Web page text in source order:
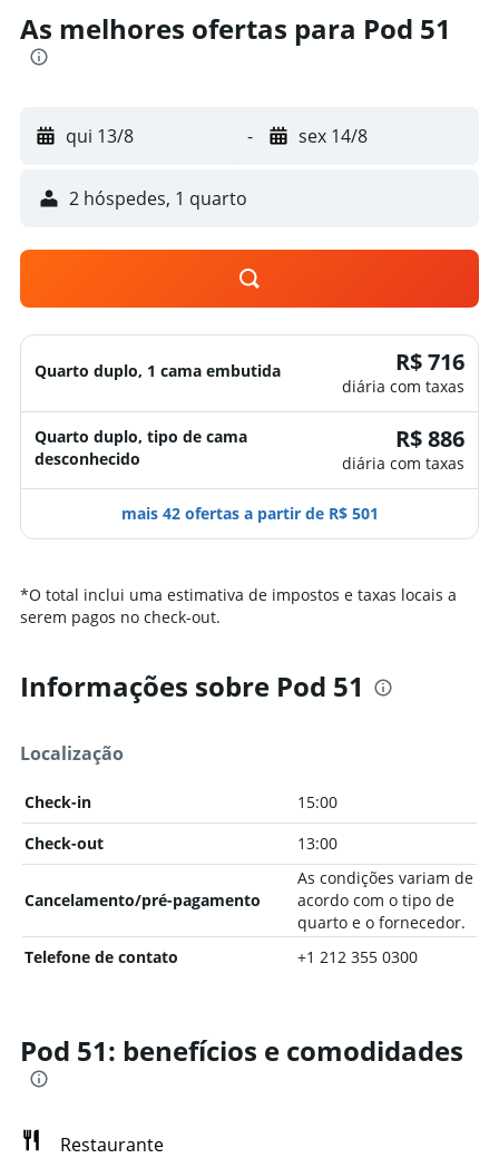
As melhores ofertas para Pod 51
qui 13/8 - sex 14/8
2 hóspedes, 1 quarto
Quarto duplo, 1 cama embutida R$ 716
diária com taxas
Quarto duplo, tipo de cama
desconhecido
R$ 886
diária com taxas
mais 42 ofertas a partir de R$ 501
*O total inclui uma estimativa de impostos e taxas locais a
serem pagos no check-out.
Informações sobre Pod 51
Localização
Check-in
15:00
Check-out
13:00
Cancelamento/pré-pagamento
As condições variam de
acordo com o tipo de
quarto e o fornecedor.
Telefone de contato
+1 212 355 0300
Pod 51: benefícios e comodidades
Restaurante